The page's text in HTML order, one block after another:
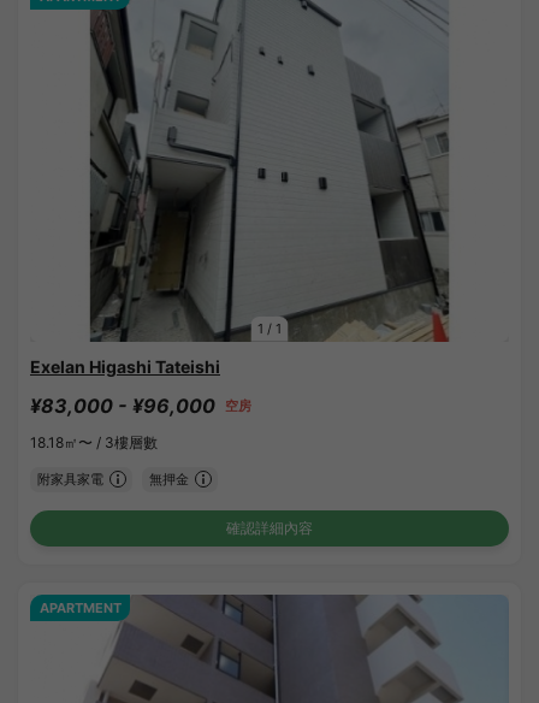
1 / 1
Exelan Higashi Tateishi
¥83,000 - ¥96,000 空房
18.18㎡〜 / 3樓層數
附家具家電 無押金
確認詳細內容
APARTMENT